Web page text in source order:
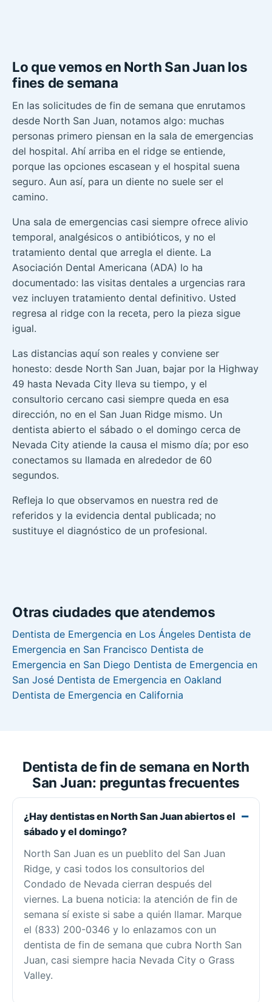
Lo que vemos en North San Juan los
fines de semana
En las solicitudes de fin de semana que enrutamos
desde North San Juan, notamos algo: muchas
personas primero piensan en la sala de emergencias
del hospital. Ahí arriba en el ridge se entiende,
porque las opciones escasean y el hospital suena
seguro. Aun así, para un diente no suele ser el
camino.
Una sala de emergencias casi siempre ofrece alivio
temporal, analgésicos o antibióticos, y no el
tratamiento dental que arregla el diente. La
Asociación Dental Americana (ADA) lo ha
documentado: las visitas dentales a urgencias rara
vez incluyen tratamiento dental definitivo. Usted
regresa al ridge con la receta, pero la pieza sigue
igual.
Las distancias aquí son reales y conviene ser
honesto: desde North San Juan, bajar por la Highway
49 hasta Nevada City lleva su tiempo, y el
consultorio cercano casi siempre queda en esa
dirección, no en el San Juan Ridge mismo. Un
dentista abierto el sábado o el domingo cerca de
Nevada City atiende la causa el mismo día; por eso
conectamos su llamada en alrededor de 60
segundos.
Refleja lo que observamos en nuestra red de
referidos y la evidencia dental publicada; no
sustituye el diagnóstico de un profesional.
Otras ciudades que atendemos
Dentista de Emergencia en Los Ángeles Dentista de
Emergencia en San Francisco Dentista de
Emergencia en San Diego Dentista de Emergencia en
San José Dentista de Emergencia en Oakland
Dentista de Emergencia en California
Dentista de fin de semana en North
San Juan: preguntas frecuentes
¿Hay dentistas en North San Juan abiertos el
sábado y el domingo?
North San Juan es un pueblito del San Juan
Ridge, y casi todos los consultorios del
Condado de Nevada cierran después del
viernes. La buena noticia: la atención de fin de
semana sí existe si sabe a quién llamar. Marque
el (833) 200-0346 y lo enlazamos con un
dentista de fin de semana que cubra North San
Juan, casi siempre hacia Nevada City o Grass
Valley.